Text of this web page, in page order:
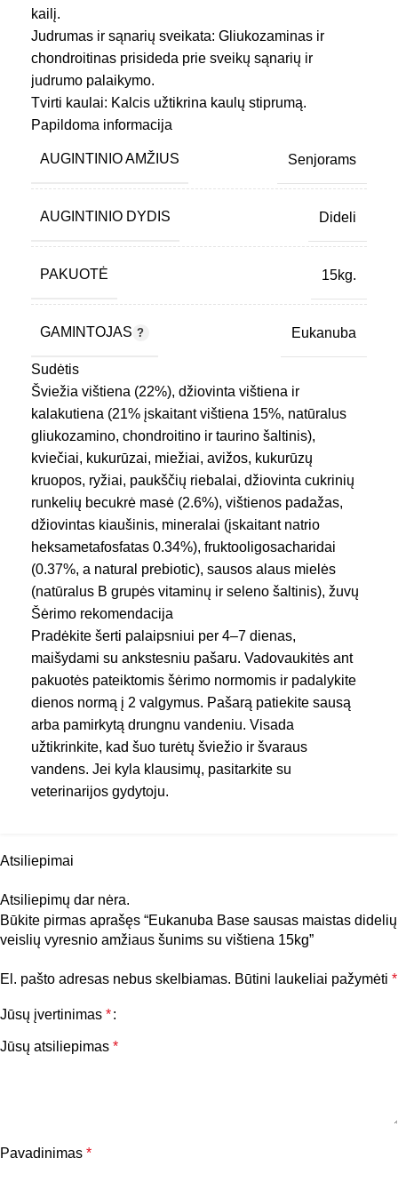
kailį.
Judrumas ir sąnarių sveikata: Gliukozaminas ir
chondroitinas prisideda prie sveikų sąnarių ir
judrumo palaikymo.
Tvirti kaulai: Kalcis užtikrina kaulų stiprumą.
Imuniteto palaikymas: Vitaminai E ir C veikia kaip
antioksidantai, stiprinantys šuns imunitetą.
DentaDefence dantų apsaugos technologija padeda
išlaikyti dantis švarius.
„Eukanuba” su vištiena – tai pilnavertė mityba,
sukurta mitybos specialistų ir patvirtinta veterinarijos
gydytojų. Skirta ilgam, sveikam ir aktyviam jūsų šuns
Papildoma informacija
AUGINTINIO AMŽIUS Senjorams
AUGINTINIO DYDIS Dideli
PAKUOTĖ 15kg.
GAMINTOJAS Eukanuba
PREKINIS ŽENKLAS Eukanuba
PRODUKTO SUDĖTIS Su paukštiena
TIPAS Sausas maistas
Sudėtis
Šviežia vištiena (22%), džiovinta vištiena ir
kalakutiena (21% įskaitant vištiena 15%, natūralus
gliukozamino, chondroitino ir taurino šaltinis),
kviečiai, kukurūzai, miežiai, avižos, kukurūzų
kruopos, ryžiai, paukščių riebalai, džiovinta cukrinių
runkelių becukrė masė (2.6%), vištienos padažas,
džiovintas kiaušinis, mineralai (įskaitant natrio
heksametafosfatas 0.34%), fruktooligosacharidai
(0.37%, a natural prebiotic), sausos alaus mielės
(natūralus B grupės vitaminų ir seleno šaltinis), žuvų
taukai (natūralus šaltinis omega-3 riebalų rūgštys),
mananoligosacharidai (0.13%, natūralus prebiotikas),
gliukozaminas (iš gyvūnų audinių) (0.04%),
chondroitino sulfatas (0.004%).Analitin ės
sudedamosios dalys: baltymas: 26%, riebalų kiekis:
13%, omega-6 riebalų rūgštys: 2.18%, omega-3
riebalų rūgštys: 0.22%, žali pelenai: 6.1%, žalia
ląsteliena: 2.1%, kalcis: 1.3%, fosforas: 1%. Priedai:
(/kg), Vitaminai: vitaminas A: 15000TV, vitaminas D3:
(II) sulfato monohidratas): 50mg, varis (vario (II)
monohidratas): 62.5mg, manganas (mangano sulfato
monohidratas): 10mg, jodas (kalcio jodatas
bevandenis): 1.5mg. Antioksidantai: tokoferolio
ekstraktai (iš augalinio aliejaus): 11mg. Kvapiųjų
Šėrimo rekomendacija
Pradėkite šerti palaipsniui per 4–7 dienas,
maišydami su ankstesniu pašaru. Vadovaukitės ant
pakuotės pateiktomis šėrimo normomis ir padalykite
dienos normą į 2 valgymus. Pašarą patiekite sausą
arba pamirkytą drungnu vandeniu. Visada
užtikrinkite, kad šuo turėtų šviežio ir švaraus
vandens. Jei kyla klausimų, pasitarkite su
veterinarijos gydytoju.
Atsiliepimai
Atsiliepimų dar nėra.
Būkite pirmas aprašęs “Eukanuba Base sausas maistas didelių
veislių vyresnio amžiaus šunims su vištiena 15kg”
El. pašto adresas nebus skelbiamas. Būtini laukeliai pažymėti *
Jūsų įvertinimas *
Jūsų atsiliepimas *
Pavadinimas *